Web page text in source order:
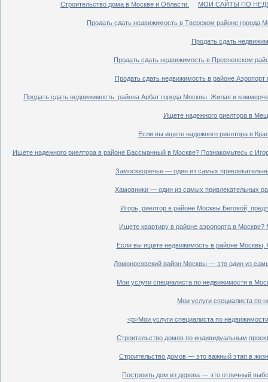
Строительство дома в Москве и Области. МОИ САЙТЫ ПО
Продать сдать недвижимость в Тверском районе города
Продать сдать
Продать сдать недвижимость в Пресненском
Продать сдать недвижимость в районе
Продать сдать недвижимость района Арбат города Москвы. Жилая и
Ищете надежного риелтора в
Если вы ищете надежного риелтора в
Ищете надежного риелтора в районе Бассманный в Москве? Познакомьтесь с
Замоскворечье — один из самых
Хамовники — один из самых привлекательных
Игорь, риелтор в районе Москвы Беговой,
Ищете квартиру в районе аэропорта в
Если вы ищете недвижимость в районе Москвы,
Ломоносовский район Москвы — это один из
Мои услуги специалиста по недвижимости в
Мои услуги специалиста по
<p>Мои услуги специалиста по
Строительство домов по индивидуальным
Строительство домов — это важный этап в
Построить дом из дерева — это отличный